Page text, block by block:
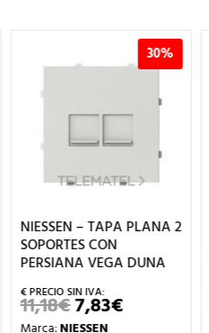
30%
NIESSEN – TAPA PLANA 2
SOPORTES CON
PERSIANA VEGA DUNA
11,18€EL
PRECIO
7,83€EL
PRECIO
Marca:NIESSEN